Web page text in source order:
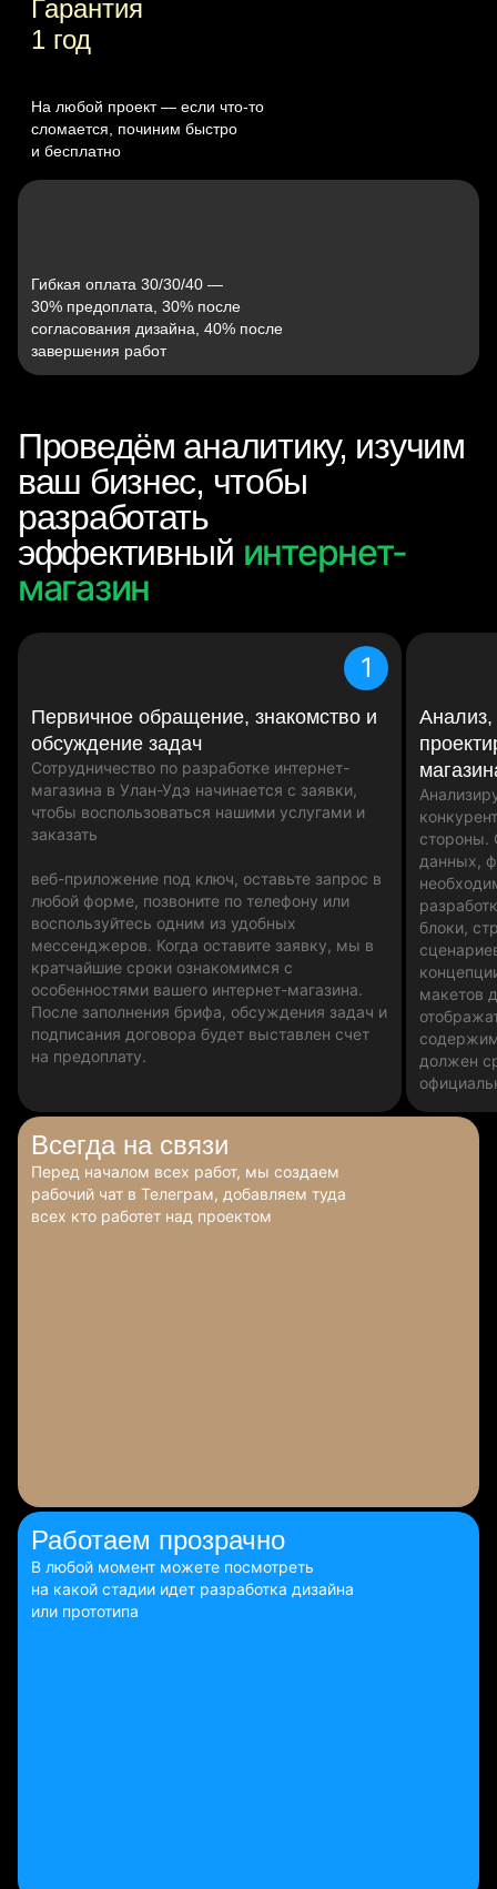
Гарантия
1 год
На любой проект — если что‑то
сломается, починим быстро
и бесплатно
Гибкая оплата 30/30/40 —
30% предоплата, 30% после
согласования дизайна, 40% после
завершения работ
Проведём аналитику, изучим
ваш бизнес, чтобы
разработать
эффективный интернет-
магазин
1
Первичное обращение, знакомство и
обсуждение задач
Сотрудничество по разработке интернет-
магазина в Улан-Удэ начинается с заявки,
чтобы воспользоваться нашими услугами и
заказать
веб-приложение под ключ, оставьте запрос в
любой форме, позвоните по телефону или
воспользуйтесь одним из удобных
мессенджеров. Когда оставите заявку, мы в
кратчайшие сроки ознакомимся с
особенностями вашего интернет-магазина.
После заполнения брифа, обсуждения задач и
подписания договора будет выставлен счет
на предоплату.
стороны.
данных,
блоки,
макетов
должен
Всегда на связи
Перед началом всех работ, мы создаем
рабочий чат в Телеграм, добавляем туда
всех кто работет над проектом
Работаем прозрачно
В любой момент можете посмотреть
на какой стадии идет разработка дизайна
или прототипа